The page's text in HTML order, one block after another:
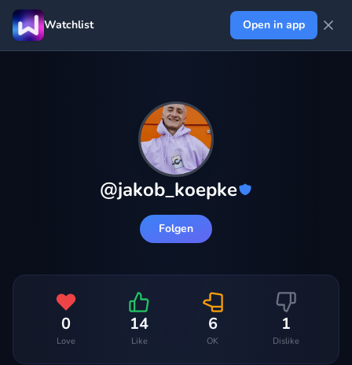
Watchlist Open in app
@jakob_koepke
Folgen
0
Love
14
Like
6
OK
1
Dislike